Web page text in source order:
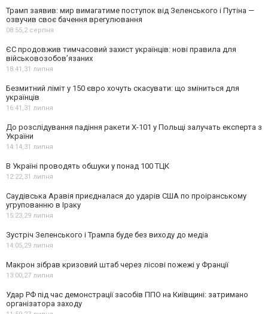
Трамп заявив: мир вимагатиме поступок від Зеленського і Путіна —
озвучив своє бачення врегулювання
08:55,2 серпня
ЄС продовжив тимчасовий захист українців: нові правила для
військовозобов’язаних
18:41,31 липня
Безмитний ліміт у 150 євро хочуть скасувати: що зміниться для
українців
16:41,31 липня
До розслідування падіння ракети Х-101 у Польщі залучать експерта з
України
14:14,31 липня
В Україні проводять обшуки у понад 100 ТЦК
12:22,31 липня
Саудівська Аравія приєдналася до ударів США по проіранському
угрупованню в Іраку
15:23,29 липня
Зустріч Зеленського і Трампа буде без виходу до медіа
14:05,29 липня
Макрон зібрав кризовий штаб через лісові пожежі у Франції
13:00,27 липня
Удар РФ під час демонстрації засобів ППО на Київщині: затримано
організатора заходу